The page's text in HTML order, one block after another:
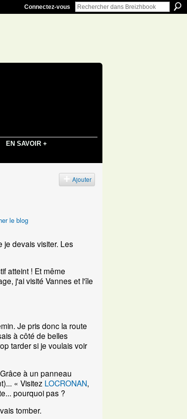
Connectez-vous
EN SAVOIR +
Ajouter
le blog
je devais visiter. Les
atteint ! Et même
j'ai visité Vannes et l'île
Je pris donc la route
à côté de belles
tarder si je voulais voir
à un panneau
« Visitez LOCRONAN,
pourquoi pas ?
tomber.